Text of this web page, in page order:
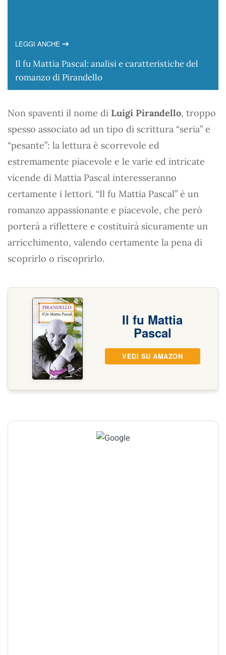
LEGGI ANCHE
Il fu Mattia Pascal: analisi e caratteristiche del
romanzo di Pirandello
Non spaventi il nome di Luigi Pirandello, troppo
spesso associato ad un tipo di scrittura “seria” e
“pesante”: la lettura è scorrevole ed
estremamente piacevole e le varie ed intricate
vicende di Mattia Pascal interesseranno
certamente i lettori. “Il fu Mattia Pascal” è un
romanzo appassionante e piacevole, che però
porterà a riflettere e costituirà sicuramente un
arricchimento, valendo certamente la pena di
scoprirlo o riscoprirlo.
Il fu Mattia
Pascal
VEDI SU AMAZON